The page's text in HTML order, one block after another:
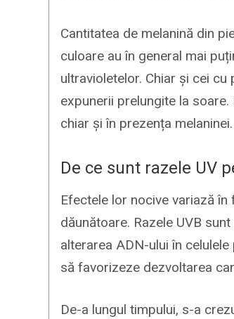
Cantitatea de melanină din
culoare au în general mai
ultravioletelor. Chiar și cei
expunerii prelungite la
chiar și în prezența melaninei.
De ce sunt razele UV
Efectele lor nocive variază
dăunătoare. Razele UVB
alterarea ADN-ului în
să favorizeze dezvoltarea
De-a lungul timpului, s-a